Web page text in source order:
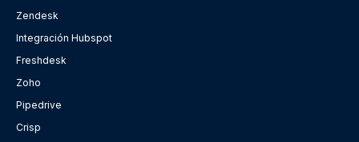
Zendesk
Integración Hubspot
Freshdesk
Zoho
Pipedrive
Crisp